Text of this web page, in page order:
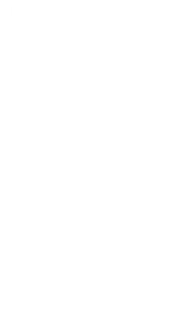
에, 임대료가 높
신 공간 경험으로
객은 기꺼이 찾아
이 논리는 온라인
십 적립을 통해
으로 이어지기 쉽
하지만 패션이나
감이 느리고, 차
단독
결국 할인 중심
그것만으로는 부